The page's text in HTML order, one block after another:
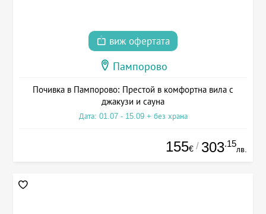
виж офертата
Пампорово
Почивка в Пампорово: Престой в комфортна вила с
джакузи и сауна
Дата: 01.07 - 15.09 + без храна
155€ / 303.15
лв.